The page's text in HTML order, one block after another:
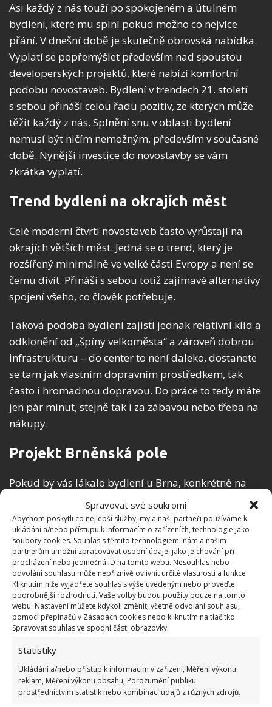
Spravovat své soukromí
Abychom poskytli co nejlepší služby, my a naši partneři používáme k
ukládání a/nebo přístupu k informacím o zařízeních, technologie jako
soubory cookies. Souhlas s těmito technologiemi nám a našim
partnerům umožní zpracovávat osobní údaje, jako je chování při
procházení nebo jedinečná ID na tomto webu. Nesouhlas nebo
odvolání souhlasu může nepříznivě ovlivnit určité vlastnosti a funkce.
Kliknutím níže vyjádřete souhlas s výše uvedeným nebo proveďte
podrobnější rozhodnutí. Vaše volby budou použity pouze na tomto
webu. Nastavení můžete kdykoli změnit, včetně odvolání souhlasu,
pomocí přepínačů v Zásadách cookies nebo kliknutím na tlačítko
Spravovat souhlas ve spodní části obrazovky.
Statistiky
Ukládání a/nebo přístup k informacím v zařízení, Měření výkonu
reklam, Měření výkonu obsahu, Porozumění publiku
prostřednictvím statistik nebo kombinací údajů z různých zdrojů.
Asi každý z nás touží po spokojeném a útulném
bydlení, které mu splní pokud možno co nejvíce
přání. V dnešní době je skutečně obrovská nabídka.
Vyplatí se popřemýšlet především nad spoustou
developerských projektů, které nabízí komfortní
podobu novostaveb. Bydlení v trendech 21. století
s sebou přináší celou řadu pozitiv, ze kterých může
těžit každý z nás. Splnění snu v oblasti bydlení
nemusí být ničím nemožným, především v současné
době. Nynější investice do novostavby se vám
zkrátka vyplatí.
Trend bydlení na okrajích měst
Celé moderní čtvrti novostaveb často vyrůstají na
okrajích větších měst. Jedná se o trend, který je
rozšířený minimálně ve velké části Evropy a není se
čemu divit. Přináší s sebou totiž zajímavé alternativy
spojení všeho, co člověk potřebuje.
Taková podoba bydlení zajistí jednak relativní klid a
odklonění od „špíny velkoměsta“ a zároveň dobrou
infrastrukturu – do center to není daleko, dostanete
se tam jak vlastním dopravním prostředkem, tak
často i hromadnou dopravou. Do práce to tedy máte
jen pár minut, stejně tak i za zábavou nebo třeba na
nákupy.
Projekt Brněnská pole
Pokud by vás lákalo bydlení u Brna, konkrétně na
severozápadním okraji města Šlapanice, určitě stojí
za zmínku projekt Brněnská pole.
Prodej bytu Šlapanicemůže být i pro vás obrovským
přínosem. Samozřejmostí jsou stylové a útulné
novostavby nejrůznějších velikostí. Své nové bydlení
zde mohou najít jak lidé na prahu pracovní kariéry,
tak i usedlejší, vícečlenná rodina.
vybavenost. Jedná se zejména o dětské hřiště a
mateřskou školu přímo v areálu. Obyvatelům bude
k dispozici i víceúčelové hřiště a relaxační zóna.